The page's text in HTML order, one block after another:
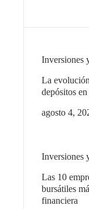
Inversiones
La
depósitos
agosto 4,
Inversiones
Las 10
bursátiles
financiera